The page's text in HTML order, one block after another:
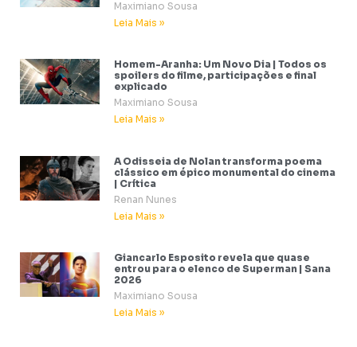
Maximiano Sousa
Leia Mais »
Homem-Aranha: Um Novo Dia | Todos os
spoilers do filme, participações e final
explicado
Maximiano Sousa
Leia Mais »
A Odisseia de Nolan transforma poema
clássico em épico monumental do cinema
| Crítica
Renan Nunes
Leia Mais »
Giancarlo Esposito revela que quase
entrou para o elenco de Superman | Sana
2026
Maximiano Sousa
Leia Mais »